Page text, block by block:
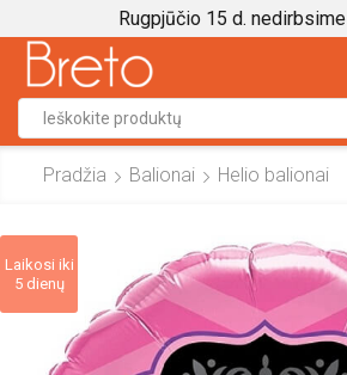
Rugpjūčio 15 d. nedirbsime
input
Pradžia Balionai Helio balionai
Laikosi iki
5 dienų